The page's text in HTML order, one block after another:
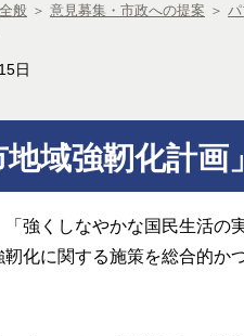
般 ＞ 意見募集・市政への提案 ＞
日
地域強靭化計画
強くしなやかな国民生活の
靭化に関する施策を総合的か